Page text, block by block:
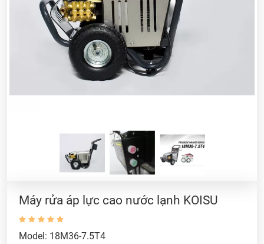
Máy rửa áp lực cao nước lạnh KOISU
Model: 18M36-7.5T4